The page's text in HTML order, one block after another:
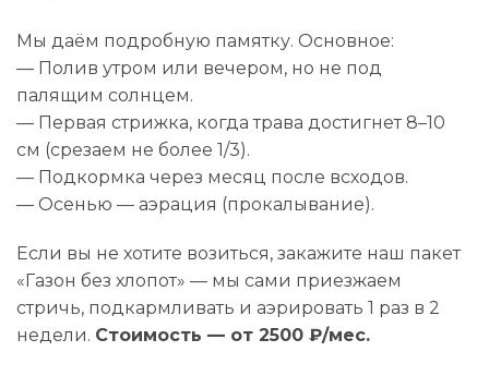
Мы даём подробную памятку. Основное:
— Полив утром или вечером, но не под
палящим солнцем.
— Первая стрижка, когда трава достигнет 8–10
см (срезаем не более 1/3).
— Подкормка через месяц после всходов.
— Осенью — аэрация (прокалывание).
Если вы не хотите возиться, закажите наш пакет
«Газон без хлопот» — мы сами приезжаем
стричь, подкармливать и аэрировать 1 раз в 2
недели. Стоимость — от 2500 ₽/мес.